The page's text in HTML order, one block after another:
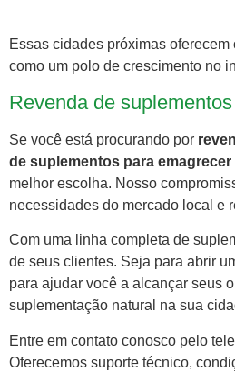
Essas cidades próximas
como um polo de crescimento no
Revenda de
Se você está procurando por
de suplementos para emagrecer
melhor escolha. Nosso
necessidades do mercado local e
Com uma linha completa de
de seus clientes. Seja para abrir
para ajudar você a alcançar seus
suplementação natural na sua
Entre em contato conosco pelo
Oferecemos suporte técnico,